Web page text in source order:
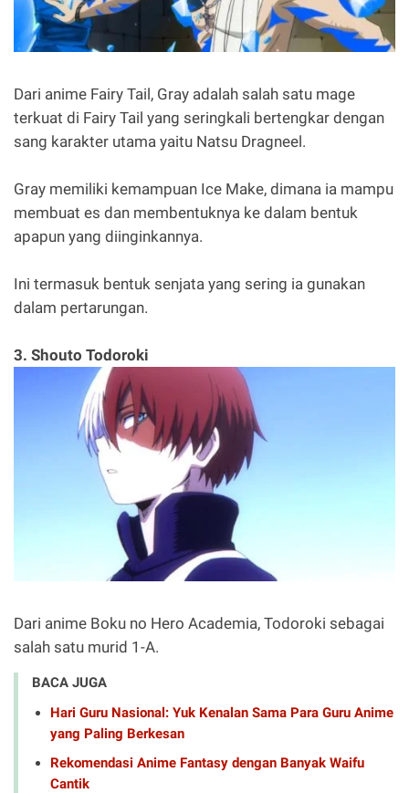
Dari anime Fairy Tail, Gray adalah salah satu mage
terkuat di Fairy Tail yang seringkali bertengkar dengan
sang karakter utama yaitu Natsu Dragneel.
Gray memiliki kemampuan Ice Make, dimana ia mampu
membuat es dan membentuknya ke dalam bentuk
apapun yang diinginkannya.
Ini termasuk bentuk senjata yang sering ia gunakan
dalam pertarungan.
3. Shouto Todoroki
Dari anime Boku no Hero Academia, Todoroki sebagai
salah satu murid 1-A.
BACA JUGA
Hari Guru Nasional: Yuk Kenalan Sama Para Guru Anime
yang Paling Berkesan
Rekomendasi Anime Fantasy dengan Banyak Waifu
Cantik